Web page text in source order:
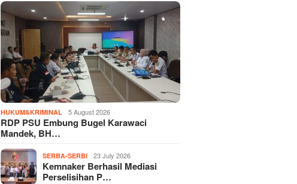
HUKUM&KRIMINAL 5 August 2026
RDP PSU Embung Bugel Karawaci
Mandek, BH…
SERBA-SERBI 23 July 2026
Kemnaker Berhasil Mediasi
Perselisihan P…